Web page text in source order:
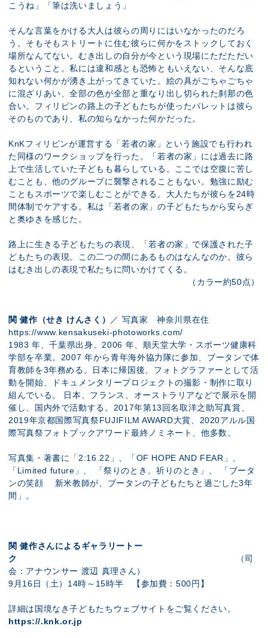
こうね」「筆は洗いましょう」
そんな言葉をかける大人は彼らの周りにはいなかったのだろ
う。そもそもストリートに住む彼らに何かをストックしておく
場所なんてない。むき出しの自分が今という現場にただただい
るということ。私には違和感とも恐怖ともいえない、そんな底
知れない何かが湧き上がってきていた。絵の具がごちゃごちゃ
に混ざりあい、全部の色が全部と重なり出し切られた刹那の色
合い。フィリピンの路上の子どもたちが使ったパレットは彼ら
そのものであり、私の知らなかった何かだった。
KnKフィリピンが運営する「若者の家」という施設でも行われ
た同様のワークショップを行った。「若者の家」には過去に路
上で生活していた子どもも暮らしている。ここでは空腹に苦し
むことも、他のグループに襲撃されることもない。勉強に励む
こともスポーツで楽しむことができる。大人たちが彼らを24時
間体制でケアする。私は「若者の家」の子どもたちから安らぎ
と奥ゆきを感じた。
路上に生きる子どもたちの表現、「若者の家」で保護された子
どもたちの表現。この二つの間にあるものはなんなのか。彼ら
はむき出しの表現で私たちに問いかけてくる。
（カラー約50点）
関 健作（せき けんさく）
／ 写真家 神奈川県在住
https://www.kensakuseki-photoworks.com/
1983 年、千葉県出身。2006 年、順天堂大学・スポーツ健康科
学部を卒業。2007 年から青年海外協力隊に参加、ブータンで体
育教師を3年務める。日本に帰国後、フォトグラファーとして活
動を開始、ドキュメンタリープロジェクトの撮影・制作に取り
組んでいる。 日本、フランス、オーストラリアなどで展示を開
催し、国内外で活動する。2017年第13回名取洋之助写真賞、
2019年京都国際写真祭FUJIFILM AWARD大賞、2020アルル国
際写真祭フォトブックアワード最終ノミネート、他多数。
写真集・著書に「2:16.22」、​「OF HOPE AND FEAR」、
「Limited future」、 「祭りのとき、祈りのとき」、 「ブータ
ンの笑顔 新米教師が、ブータンの子どもたちと過ごした3年
間」。
関 健作さんによるギャラリートー
ク
（司
会：アナウンサー 渡辺 真理さん）
9月16日（土）14時～15時半 【参加費：500円】
詳細は国境なき子どもたちウェブサイトをご覧ください。
https://.knk.or.jp